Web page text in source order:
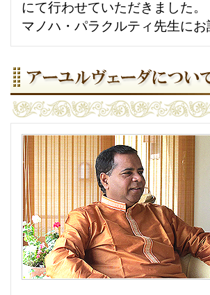
にて行わせていただきました
マノハ・パラクルティ先生に